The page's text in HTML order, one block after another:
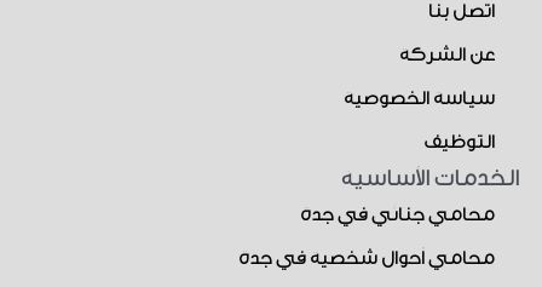
اتصل بنا
عن الشركة
سياسة الخصوصية
التوظيف
الخدمات الأساسية
محامي جنائي في جدة
محامي أحوال شخصية في جدة